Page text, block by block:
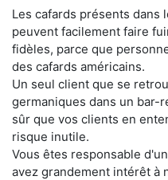
Les cafards présents dans
peuvent facilement faire
fidèles, parce que
des cafards américains.
Un seul client que se
germaniques dans un bar-
sûr que vos clients en
risque inutile.
Vous êtes responsable
avez grandement intérêt à